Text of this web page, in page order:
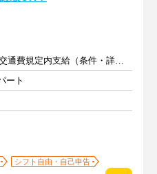
時給1100円＋交通費規定内支給（条件・詳細は面接にて）
ート
シフト自由・自己申告